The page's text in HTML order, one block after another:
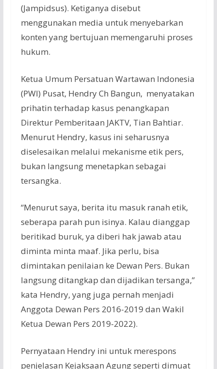
(Jampidsus). Ketiganya disebut
menggunakan media untuk menyebarkan
konten yang bertujuan memengaruhi proses
hukum.
Ketua Umum Persatuan Wartawan Indonesia
(PWI) Pusat, Hendry Ch Bangun, menyatakan
prihatin terhadap kasus penangkapan
Direktur Pemberitaan JAKTV, Tian Bahtiar.
Menurut Hendry, kasus ini seharusnya
diselesaikan melalui mekanisme etik pers,
bukan langsung menetapkan sebagai
tersangka.
“Menurut saya, berita itu masuk ranah etik,
seberapa parah pun isinya. Kalau dianggap
beritikad buruk, ya diberi hak jawab atau
diminta minta maaf. Jika perlu, bisa
dimintakan penilaian ke Dewan Pers. Bukan
langsung ditangkap dan dijadikan tersanga,”
kata Hendry, yang juga pernah menjadi
Anggota Dewan Pers 2016-2019 dan Wakil
Ketua Dewan Pers 2019-2022).
Pernyataan Hendry ini untuk merespons
penjelasan Kejaksaan Agung seperti dimuat